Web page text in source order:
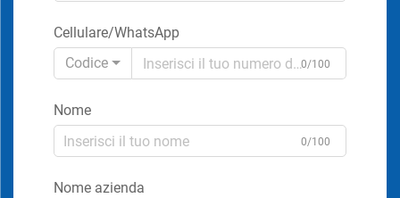
Cellulare/WhatsApp
Codice
0/100
Nome
0/100
Nome azienda